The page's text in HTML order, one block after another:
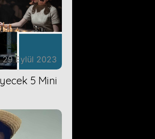
29 Eylül 2023
5 Mini